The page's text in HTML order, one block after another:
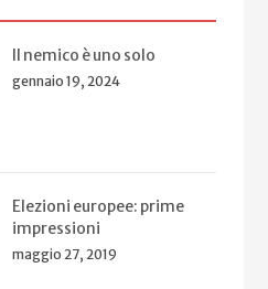
Il nemico è uno solo
gennaio 19, 2024
Elezioni europee: prime
impressioni
maggio 27, 2019